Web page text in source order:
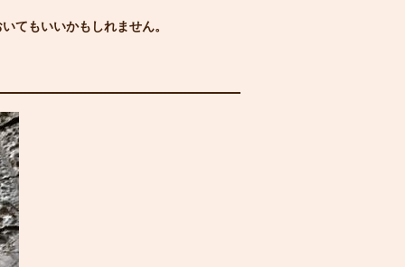
てもいいかもしれません。